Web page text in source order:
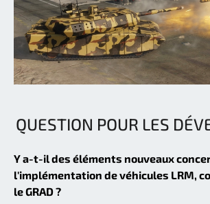
QUESTION POUR LES
Y a-t-il des éléments nouveaux
l'implémentation de véhicules LRM,
le GRAD ?